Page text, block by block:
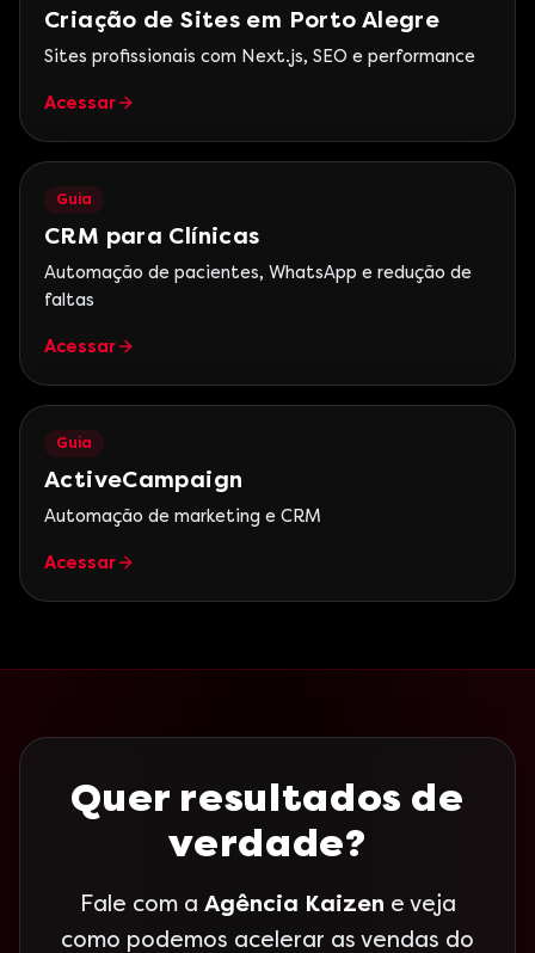
Criação de Sites em Porto Alegre
Sites profissionais com Next.js, SEO e performance
Acessar
Guia
CRM para Clínicas
Automação de pacientes, WhatsApp e redução de
faltas
Acessar
Guia
ActiveCampaign
Automação de marketing e CRM
Acessar
Quer resultados de
verdade?
Fale com a Agência Kaizen e veja
como podemos acelerar as vendas do